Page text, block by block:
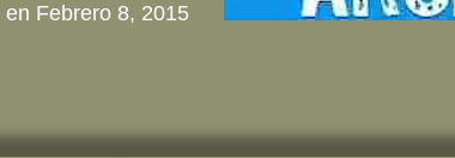
Febrero 8, 2015